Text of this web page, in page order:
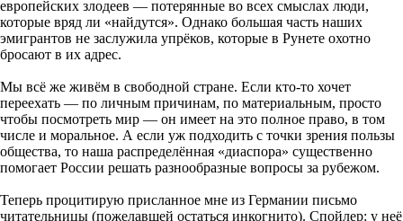
европейских злодеев — потерянные во всех смыслах люди,
которые вряд ли «найдутся». Однако большая часть наших
эмигрантов не заслужила упрёков, которые в Рунете охотно
бросают в их адрес.
Мы всё же живём в свободной стране. Если кто-то хочет
переехать — по личным причинам, по материальным, просто
чтобы посмотреть мир — он имеет на это полное право, в том
числе и моральное. А если уж подходить с точки зрения пользы
общества, то наша распределённая «диаспора» существенно
помогает России решать разнообразные вопросы за рубежом.
Теперь процитирую присланное мне из Германии письмо
читательницы (пожелавшей остаться инкогнито). Спойлер: у неё